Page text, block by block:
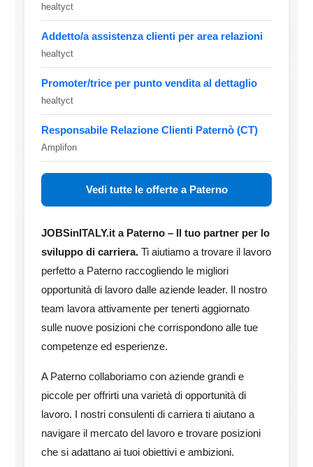
healtyct
Addetto/a assistenza clienti per area relazioni
healtyct
Promoter/trice per punto vendita al dettaglio
healtyct
Responsabile Relazione Clienti Paternò (CT)
Amplifon
Vedi tutte le offerte a Paterno
JOBSinITALY.it a Paterno – Il tuo partner per lo
sviluppo di carriera. Ti aiutiamo a trovare il lavoro
perfetto a Paterno raccogliendo le migliori
opportunità di lavoro dalle aziende leader. Il nostro
team lavora attivamente per tenerti aggiornato
sulle nuove posizioni che corrispondono alle tue
competenze ed esperienze.
A Paterno collaboriamo con aziende grandi e
piccole per offrirti una varietà di opportunità di
lavoro. I nostri consulenti di carriera ti aiutano a
navigare il mercato del lavoro e trovare posizioni
che si adattano ai tuoi obiettivi e ambizioni.